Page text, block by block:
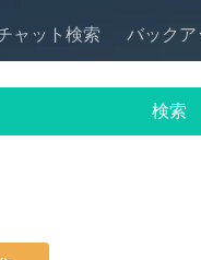
ャット検索 バックア